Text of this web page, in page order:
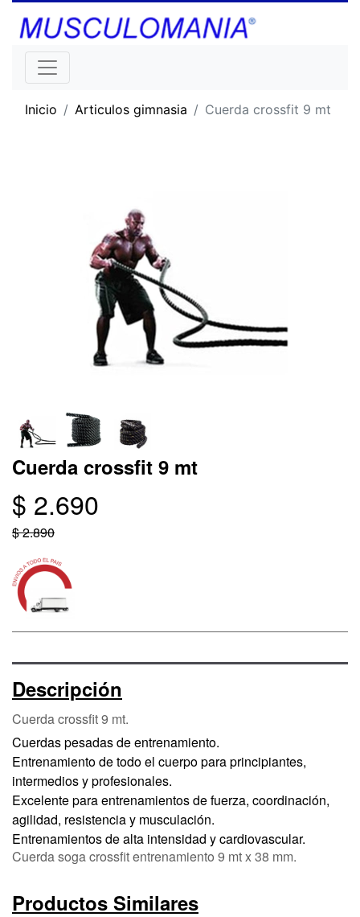
Inicio Articulos gimnasia Cuerda crossfit 9 mt
Cuerda crossfit 9 mt
$ 2.690
$ 2.890
Descripción
Cuerda crossfit 9 mt.
Cuerdas pesadas de entrenamiento.
Entrenamiento de todo el cuerpo para principiantes,
intermedios y profesionales.
Excelente para entrenamientos de fuerza, coordinación,
agilidad, resistencia y musculación.
Entrenamientos de alta intensidad y cardiovascular.
Cuerda soga crossfit entrenamiento 9 mt x 38 mm.
Productos Similares